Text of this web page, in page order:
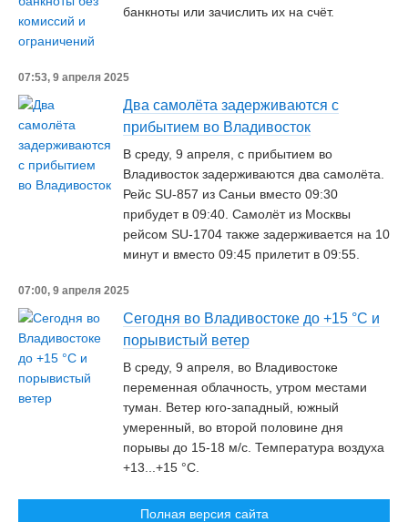
банкноты или зачислить их на счёт.
07:53, 9 апреля 2025
Два самолёта задерживаются с
прибытием во Владивосток
В среду, 9 апреля, с прибытием во
Владивосток задерживаются два самолёта.
Рейс SU-857 из Саньи вместо 09:30
прибудет в 09:40. Самолёт из Москвы
рейсом SU-1704 также задерживается на 10
минут и вместо 09:45 прилетит в 09:55.
07:00, 9 апреля 2025
Сегодня во Владивостоке до +15 °C и
порывистый ветер
В среду, 9 апреля, во Владивостоке
переменная облачность, утром местами
туман. Ветер юго-западный, южный
умеренный, во второй половине дня
порывы до 15-18 м/с. Температура воздуха
+13...+15 °C.
Полная версия сайта